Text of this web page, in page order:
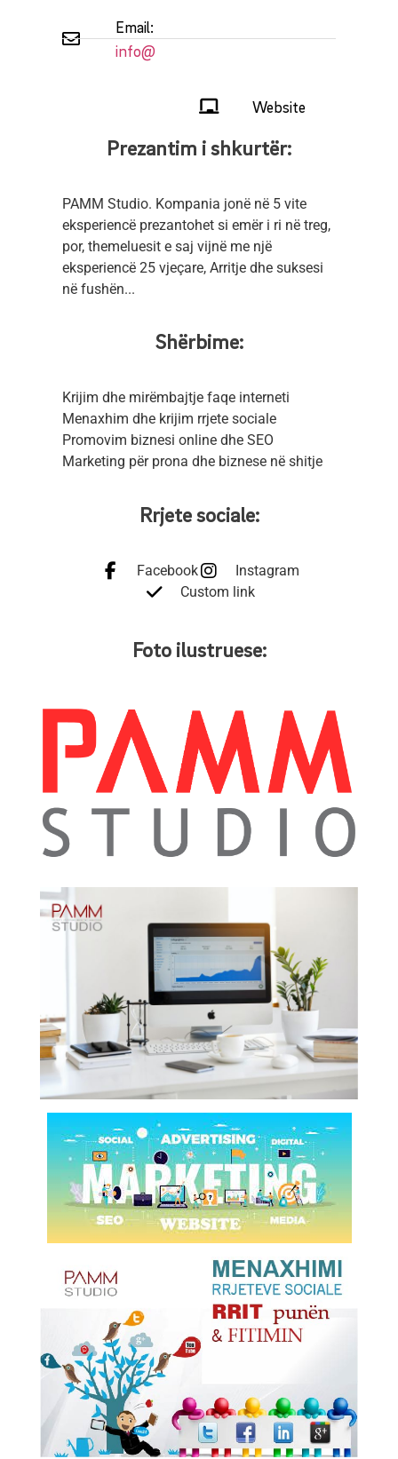
Email:
info@
Website
Prezantim i shkurtër:
PAMM Studio. Kompania jonë në 5 vite
eksperiencë prezantohet si emër i ri në treg,
por, themeluesit e saj vijnë me një
eksperiencë 25 vjeçare, Arritje dhe suksesi
në fushën...
Shërbime:
Krijim dhe mirëmbajtje faqe interneti
Menaxhim dhe krijim rrjete sociale
Promovim biznesi online dhe SEO
Marketing për prona dhe biznese në shitje
Rrjete sociale:
Facebook
Instagram
Custom link
Foto ilustruese: